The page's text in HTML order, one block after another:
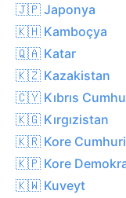
🇯🇵 Japonya
🇰🇭 Kamboçya
🇶🇦 Katar
🇰🇿 Kazakistan
🇨🇾 Kıbrıs
🇰🇬 Kırgızistan
🇰🇷 Kore
🇰🇵 Kore
🇰🇼 Kuveyt